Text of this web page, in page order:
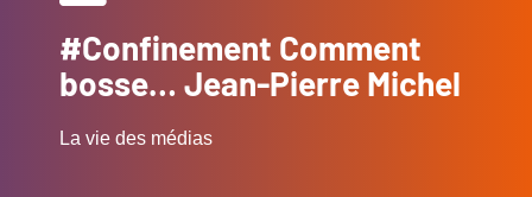
#Confinement Comment
bosse… Jean-Pierre Michel
La vie des médias